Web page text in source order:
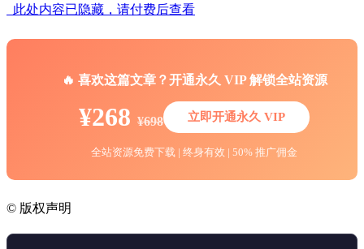
此处内容已隐藏，请付费后查看
🔥 喜欢这篇文章？开通永久 VIP 解锁全站资源
¥268 ¥698 立即开通永久 VIP
全站资源免费下载 | 终身有效 | 50% 推广佣金
© 版权声明